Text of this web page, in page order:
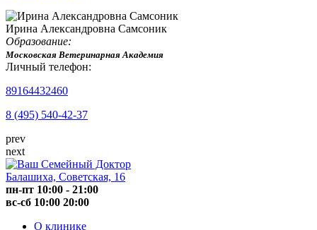
Ирина Александровна Самсоник
Образование:
Московская Ветеринарная Академия
Личный телефон:
89164432460
8 (495) 540-42-37
prev
next
Балашиха, Советская, 16
пн-пт 10:00 - 21:00
вс-сб 10:00 20:00
О клинике